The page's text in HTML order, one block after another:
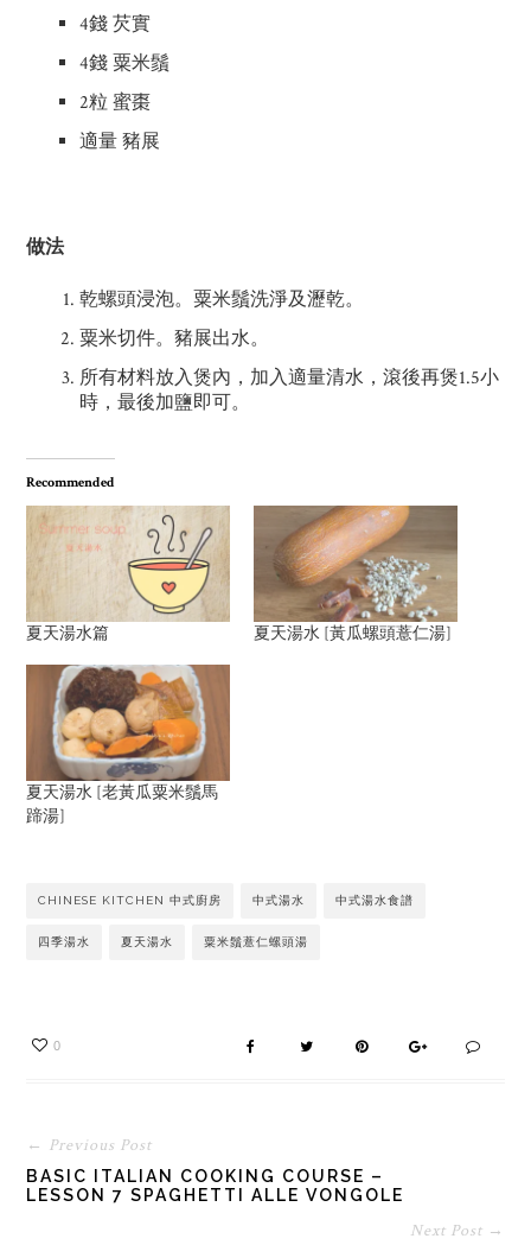
4錢 芡實
4錢 粟米鬚
2粒 蜜棗
適量 豬展
做法
乾螺頭浸泡。粟米鬚洗淨及瀝乾。
粟米切件。豬展出水。
所有材料放入煲內，加入適量清水，滾後再煲1.5小
時，最後加鹽即可。
Recommended
夏天湯水篇 夏天湯水 [黃瓜螺頭薏仁湯]
夏天湯水 [老黃瓜粟米鬚馬
蹄湯]
CHINESE KITCHEN 中式廚房 中式湯水 中式湯水食譜
四季湯水 夏天湯水 粟米鬚薏仁螺頭湯
0
← Previous Post
BASIC ITALIAN COOKING COURSE –
LESSON 7 SPAGHETTI ALLE VONGOLE
Next Post →